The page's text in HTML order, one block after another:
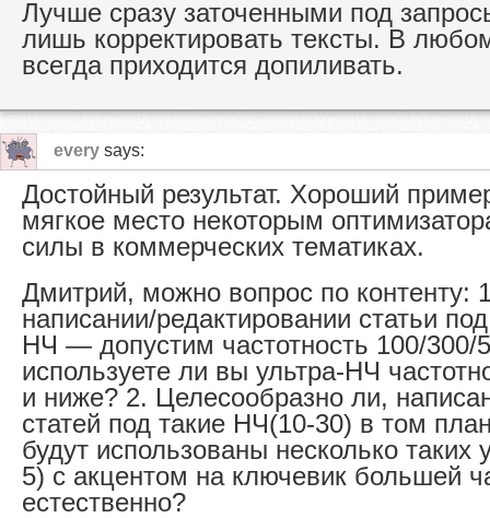
Лучше сразу заточенными под
лишь корректировать тексты. В
всегда приходится допиливать.
every says:
Достойный результат. Хороший
мягкое место некоторым
силы в коммерческих тематиках.
Дмитрий, можно вопрос по контенту:
написании/редактировании статьи
НЧ — допустим частотность 100/300/
используете ли вы ультра-НЧ
и ниже? 2. Целесообразно ли,
статей под такие НЧ(10-30) в том
будут использованы несколько таких
5) с акцентом на ключевик большей
естественно?